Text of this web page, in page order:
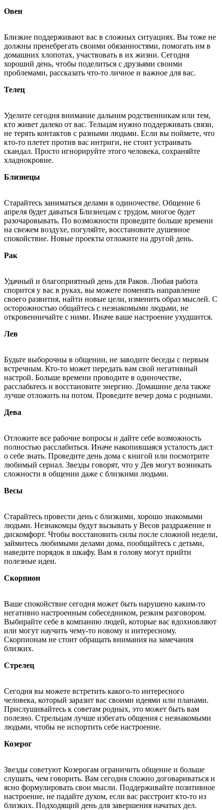
Овен
Близкие поддерживают вас в сложных ситуациях. Вы тоже не
должны пренебрегать своими обязанностями, помогать им в
домашних хлопотах, участвовать в их жизни. Сегодня
хороший день, чтобы поделиться с друзьями своими
проблемами, рассказать что-то личное и важное для вас.
Телец
Уделите сегодня внимание дальним родственникам или тем,
кто живет далеко от вас. Тельцам нужно поддерживать связи,
не терять контактов с разными людьми. Если вы поймете, что
кто-то плетет против вас интриги, не стоит устраивать
скандал. Просто игнорируйте этого человека, сохраняйте
хладнокровие.
Близнецы
Старайтесь заниматься делами в одиночестве. Общение 6
апреля будет даваться Близнецам с трудом, многое будет
разочаровывать. По возможности проведите больше времени
на свежем воздухе, погуляйте, восстановите душевное
спокойствие. Новые проекты отложите на другой день.
Рак
Удачный и благоприятный день для Раков. Любая работа
спорится у вас в руках, вы можете поменять направление
своего развития, найти новые цели, изменить образ мыслей. С
осторожностью общайтесь с незнакомыми людьми, не
откровенничайте с ними. Иначе ваше настроение ухудшится.
Лев
Будьте выборочны в общении, не заводите беседы с первым
встречным. Кто-то может передать вам свой негативный
настрой. Больше времени проводите в одиночестве,
расслабьтесь и восстановите энергию. Домашние дела также
лучше отложить на потом. Проведите вечер дома с родными.
Дева
Отложите все рабочие вопросы и дайте себе возможность
полностью расслабиться. Иначе накопившаяся усталость даст
о себе знать. Проведите день дома с книгой или посмотрите
любимый сериал. Звезды говорят, что у Дев могут возникать
сложности в общении даже с близкими людьми.
Весы
Старайтесь провести день с близкими, хорошо знакомыми
людьми. Незнакомцы будут вызывать у Весов раздражение и
дискомфорт. Чтобы восстановить силы после сложной недели,
займитесь любимыми делами дома, пообщайтесь с детьми,
наведите порядок в шкафу. Вам в голову могут прийти
полезные идеи.
Скорпион
Ваше спокойствие сегодня может быть нарушено каким-то
негативно настроенным собеседником, резким разговором.
Выбирайте себе в компанию людей, которые вас вдохновляют
или могут научить чему-то новому и интересному.
Скорпионам не стоит обращать внимания на замечания
близких.
Стрелец
Сегодня вы можете встретить какого-то интересного
человека, который заразит вас своими идеями или планами.
Прислушивайтесь к советам родных, это может быть вам
полезно. Стрельцам лучше избегать общения с незнакомыми
людьми, чтобы не испортить себе настроение.
Козерог
Звезды советуют Козерогам ограничить общение и больше
слушать, чем говорить. Вам сегодня сложно договариваться и
ясно формулировать свои мысли. Поддерживайте позитивное
настроение, не падайте духом, если вас расстроит кто-то из
близких. Подходящий день для завершения начатых дел.